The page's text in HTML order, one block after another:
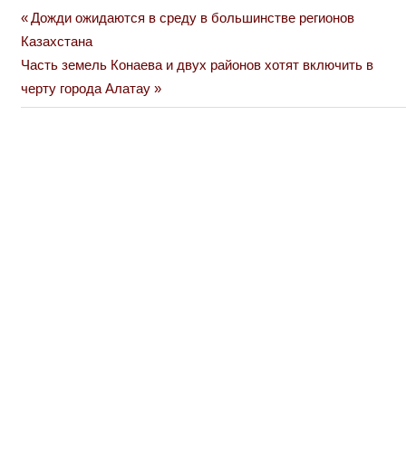
Навигация
по
записям
Previous
Post:
Дожди ожидаются в среду в большинстве регионов
Казахстана
Next
Post:
Часть земель Конаева и двух районов хотят включить в
черту города Алатау